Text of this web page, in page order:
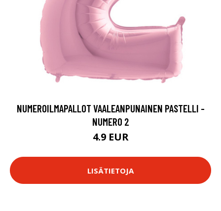
NUMEROILMAPALLOT VAALEANPUNAINEN PASTELLI -
NUMERO 2
4.9 EUR
LISÄTIETOJA